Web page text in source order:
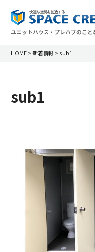
ユニットハウス・プレハブのこと
HOME > 新着情報 > sub1
sub1